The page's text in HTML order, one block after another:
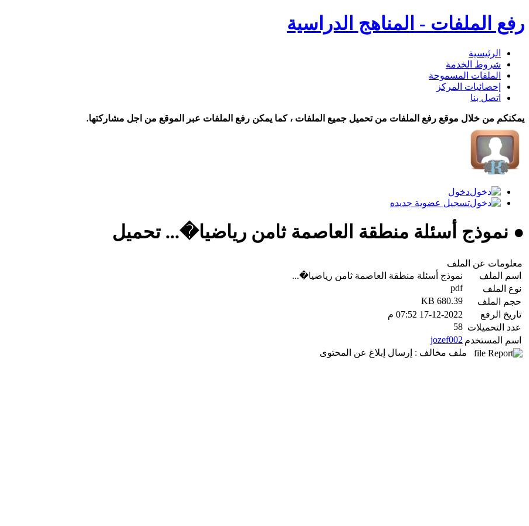
رفع الملفات - المناهج الدراسية
الرئيسية
شروط الخدمة
الملفات المسموحة
إحصائيات المركز
اتصل بنا
يمكنكم من خلال موقع رفع الملفات من تحميل جميع الملفات ، كما يمكن رفع الملفات عبر الموقع من اجل مشاركتها.
دخول
تسجيل عضوية جديده
● نموذج أسئلة منطقة العاصمة ثامن رياضيا�... تحميل
معلومات عن الملف
اسم الملف
نموذج أسئلة منطقة العاصمة ثامن رياضيا�...
نوع الملف
pdf
حجم الملف
680.39 KB
تاريخ الرفع
17-12-2022 07:52 م
عدد التحميلات 58
اسم المستخدم jozef002
ملف مخالف : إرسال إبلاغ عن المحتوى